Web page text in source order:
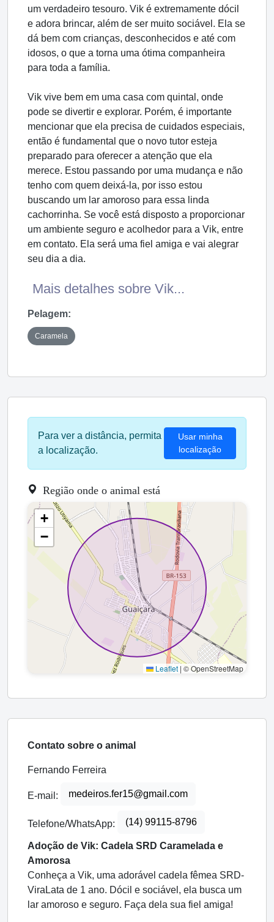
um verdadeiro tesouro. Vik é extremamente dócil
e adora brincar, além de ser muito sociável. Ela se
dá bem com crianças, desconhecidos e até com
idosos, o que a torna uma ótima companheira
para toda a família.
Vik vive bem em uma casa com quintal, onde
pode se divertir e explorar. Porém, é importante
mencionar que ela precisa de cuidados especiais,
então é fundamental que o novo tutor esteja
preparado para oferecer a atenção que ela
merece. Estou passando por uma mudança e não
tenho com quem deixá-la, por isso estou
buscando um lar amoroso para essa linda
cachorrinha. Se você está disposto a proporcionar
um ambiente seguro e acolhedor para a Vik, entre
em contato. Ela será uma fiel amiga e vai alegrar
seu dia a dia.
Mais detalhes sobre Vik...
Pelagem:
Caramela
Para ver a distância, permita
a localização.
Usar minha
localização
Região onde o animal está
+
−
Leaflet | © OpenStreetMap
Contato sobre o animal
Fernando Ferreira
E-mail: medeiros.fer15@gmail.com
Telefone/WhatsApp: (14) 99115-8796
Adoção de Vik: Cadela SRD Caramelada e
Amorosa
Conheça a Vik, uma adorável cadela fêmea SRD-
ViraLata de 1 ano. Dócil e sociável, ela busca um
lar amoroso e seguro. Faça dela sua fiel amiga!